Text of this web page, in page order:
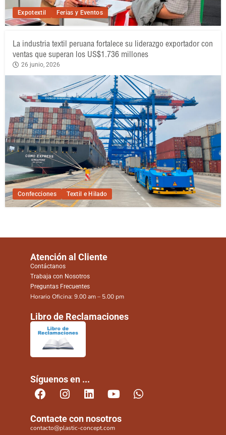
Expotextil Ferias y Eventos
Confecciones Textil e Hilado
La industria textil peruana fortalece su liderazgo exportador con
ventas que superan los US$1.736 millones
26 junio, 2026
Atención al Cliente
Contáctanos
Trabaja con Nosotros
Preguntas Frecuentes
Horario Oficina: 9.00 am – 5.00 pm
Libro de Reclamaciones
Síguenos en ...
Contacte con nosotros
contacto@plastic-concept.com